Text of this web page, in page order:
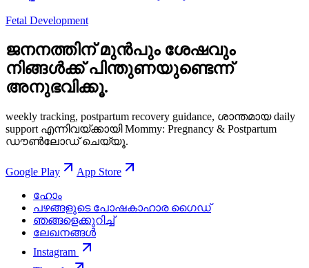
Fetal Development
ജനനത്തിന് മുൻപും ശേഷവും
നിങ്ങള്‍ക്ക് പിന്തുണയുണ്ടെന്ന്
അനുഭവിക്കൂ.
weekly tracking, postpartum recovery guidance, ശാന്തമായ daily
support എന്നിവയ്ക്കായി Mommy: Pregnancy & Postpartum
ഡൗൺലോഡ് ചെയ്യൂ.
Google Play
App Store
ഹോം
പഴങ്ങളുടെ പോഷകാഹാര ഗൈഡ്
ഞങ്ങളെക്കുറിച്ച്
ലേഖനങ്ങൾ
Instagram